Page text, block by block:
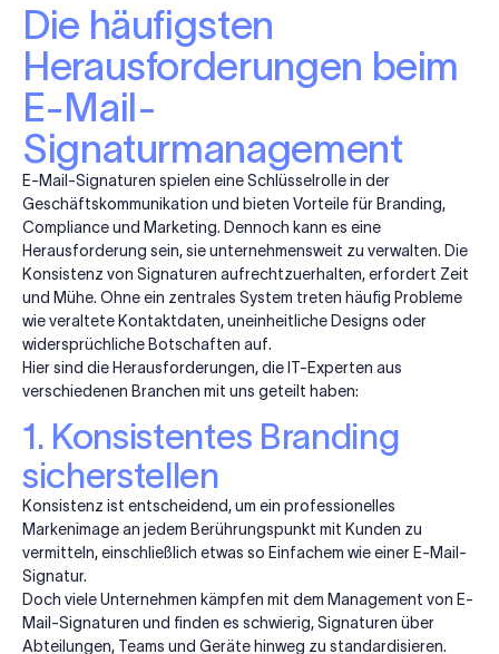
Die häufigsten
Herausforderungen beim
E-Mail-
Signaturmanagement
E-Mail-Signaturen spielen eine Schlüsselrolle in der
Geschäftskommunikation und bieten Vorteile für Branding,
Compliance und Marketing. Dennoch kann es eine
Herausforderung sein, sie unternehmensweit zu verwalten. Die
Konsistenz von Signaturen aufrechtzuerhalten, erfordert Zeit
und Mühe. Ohne ein zentrales System treten häufig Probleme
wie veraltete Kontaktdaten, uneinheitliche Designs oder
widersprüchliche Botschaften auf.
Hier sind die Herausforderungen, die IT-Experten aus
verschiedenen Branchen mit uns geteilt haben:
1. Konsistentes Branding
sicherstellen
Konsistenz ist entscheidend, um ein professionelles
Markenimage an jedem Berührungspunkt mit Kunden zu
vermitteln, einschließlich etwas so Einfachem wie einer E-Mail-
Signatur.
Doch viele Unternehmen kämpfen mit dem Management von E-
Mail-Signaturen und finden es schwierig, Signaturen über
Abteilungen, Teams und Geräte hinweg zu standardisieren.